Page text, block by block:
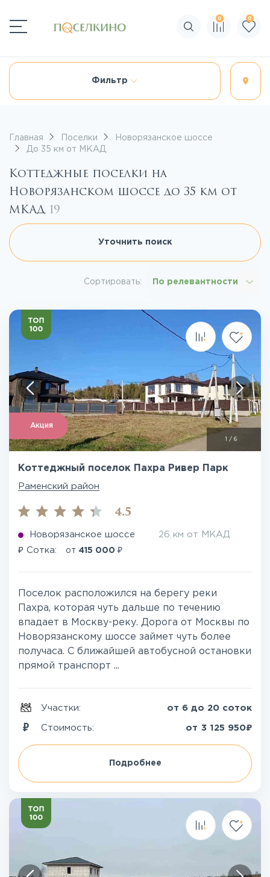
Поиск по сайту
0 0
Фильтр
Главная Поселки
Новорязанское шоссе
До 35 км от МКАД
Коттеджные поселки на
Новорязанском шоссе до 35 км от
МКАД 19
Уточнить поиск
Сортировать: По релевантности
Акция
/ 6
Коттеджный поселок Пахра Ривер Парк
Раменский район
4.5
Новорязанское шоссе 26 км от МКАД
₽ Сотка: от 415 000 ₽
Поселок расположился на берегу реки
Пахра, которая чуть дальше по течению
впадает в Москву-реку. Дорога от Москвы по
Новорязанскому шоссе займет чуть более
получаса. С ближайшей автобусной остановки
прямой транспорт ...
Участки: от 6 до 20 соток
Стоимость: от 3 125 950₽
Подробнее